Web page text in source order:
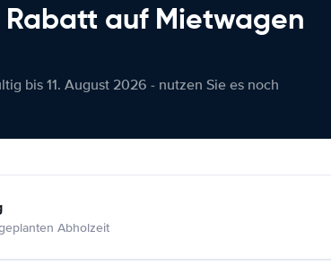
Rabatt auf Mietwagen
bis 11. August 2026 - nutzen Sie es noch
Abholzeit